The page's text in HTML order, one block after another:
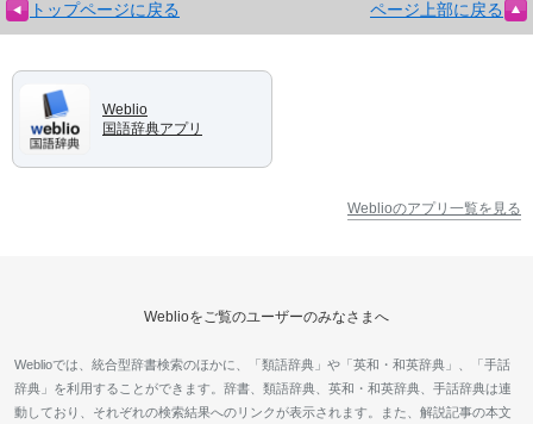
トップページに戻る ページ上部に戻る
Weblio
国語辞典アプリ
Weblioのアプリ一覧を見る
Weblioをご覧のユーザーのみなさまへ
Weblioでは、統合型辞書検索のほかに、「類語辞典」や「英和・和英辞典」、「手話
辞典」を利用することができます。辞書、類語辞典、英和・和英辞典、手話辞典は連
動しており、それぞれの検索結果へのリンクが表示されます。また、解説記事の本文